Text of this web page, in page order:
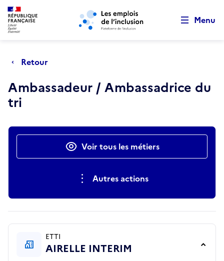
Aller au menu principal Aller au contenu principal
Menu
Retour
Ambassadeur / Ambassadrice du
tri
Actions rapidesVoir tous les métiers
Autres actions
ETTI
AIRELLE INTERIM
Retour au début de la page
Panneau de gestion des cookies